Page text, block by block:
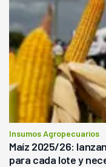
Insumos Agropecuarios
Maíz 2025/26:
para cada lote y